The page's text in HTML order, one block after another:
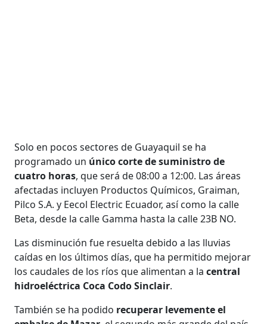
Solo en pocos sectores de Guayaquil se ha
programado un único corte de suministro de
cuatro horas, que será de 08:00 a 12:00. Las áreas
afectadas incluyen Productos Químicos, Graiman,
Pilco S.A. y Eecol Electric Ecuador, así como la calle
Beta, desde la calle Gamma hasta la calle 23B NO.
Las disminución fue resuelta debido a las lluvias
caídas en los últimos días, que ha permitido mejorar
los caudales de los ríos que alimentan a lacentral
hidroeléctrica Coca Codo Sinclair.
También se ha podido recuperar levemente el